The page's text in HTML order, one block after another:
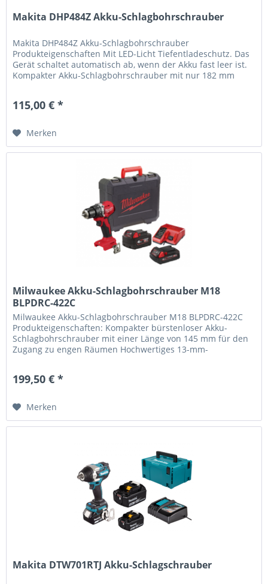
Makita DHP484Z Akku-Schlagbohrschrauber
Makita DHP484Z Akku-Schlagbohrschrauber
Produkteigenschaften Mit LED-Licht Tiefentladeschutz. Das
Gerät schaltet automatisch ab, wenn der Akku fast leer ist.
Kompakter Akku-Schlagbohrschrauber mit nur 182 mm
115,00 € *
Merken
Milwaukee Akku-Schlagbohrschrauber M18
BLPDRC-422C
Milwaukee Akku-Schlagbohrschrauber M18 BLPDRC-422C
Produkteigenschaften: Kompakter bürstenloser Akku-
Schlagbohrschrauber mit einer Länge von 145 mm für den
Zugang zu engen Räumen Hochwertiges 13-mm-
199,50 € *
Merken
Makita DTW701RTJ Akku-Schlagschrauber